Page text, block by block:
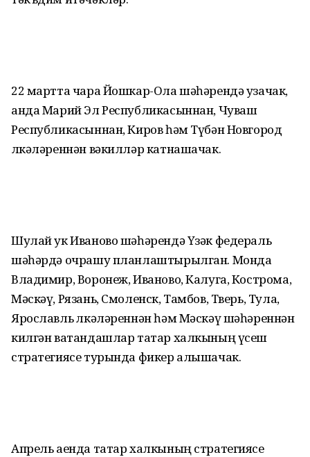
22 мартта чара Йошкар-Ола шәһәрендә узачак,
анда Марий Эл Республикасыннан, Чуваш
Республикасыннан, Киров һәм Түбән Новгород
өлкәләреннән вәкилләр катнашачак.
Шулай ук Иваново шәһәрендә Үзәк федераль
шәһәрдә очрашу планлаштырылган. Монда
Владимир, Воронеж, Иваново, Калуга, Кострома,
Мәскәү, Рязань, Смоленск, Тамбов, Тверь, Тула,
Ярославль өлкәләреннән һәм Мәскәү шәһәреннән
килгән ватандашлар татар халкының үсеш
стратегиясе турында фикер алышачак.
Апрель аенда татар халкының стратегиясе